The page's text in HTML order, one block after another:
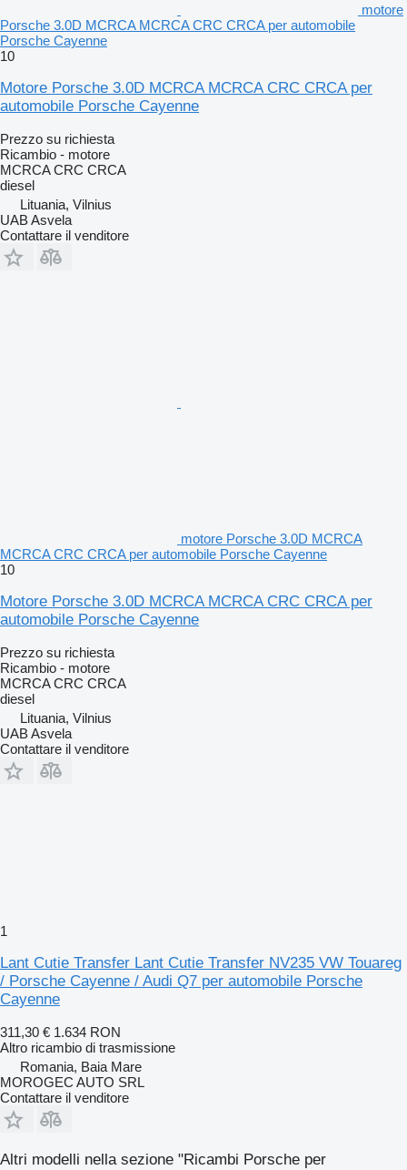
motore
Porsche 3.0D MCRCA MCRCA CRC CRCA per automobile
Porsche Cayenne
10
Motore Porsche 3.0D MCRCA MCRCA CRC CRCA per
automobile Porsche Cayenne
Prezzo su richiesta
Ricambio - motore
MCRCA CRC CRCA
diesel
Lituania, Vilnius
UAB Asvela
Contattare il venditore
motore Porsche 3.0D MCRCA
MCRCA CRC CRCA per automobile Porsche Cayenne
10
Motore Porsche 3.0D MCRCA MCRCA CRC CRCA per
automobile Porsche Cayenne
Prezzo su richiesta
Ricambio - motore
MCRCA CRC CRCA
diesel
Lituania, Vilnius
UAB Asvela
Contattare il venditore
1
Lant Cutie Transfer Lant Cutie Transfer NV235 VW Touareg
/ Porsche Cayenne / Audi Q7 per automobile Porsche
Cayenne
311,30 € 1.634 RON
Altro ricambio di trasmissione
Romania, Baia Mare
MOROGEC AUTO SRL
Contattare il venditore
Altri modelli nella sezione "Ricambi Porsche per